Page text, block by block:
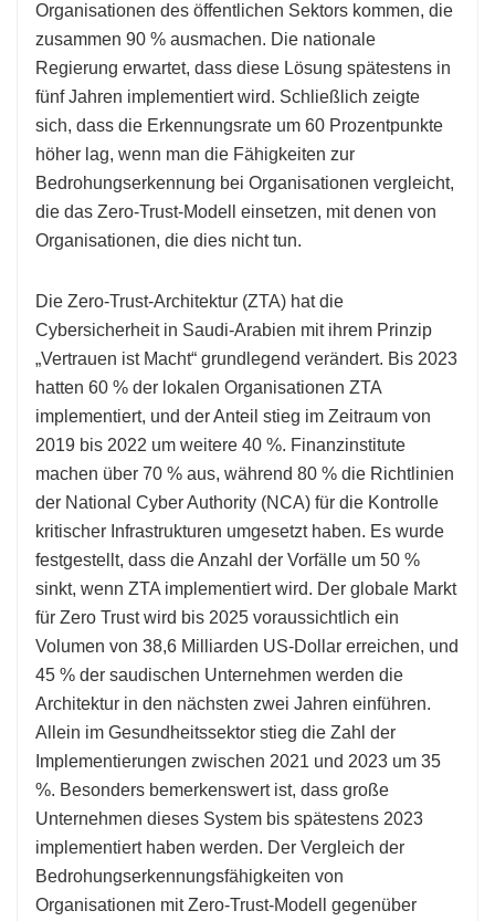
Organisationen des öffentlichen Sektors kommen, die
zusammen 90 % ausmachen. Die nationale
Regierung erwartet, dass diese Lösung spätestens in
fünf Jahren implementiert wird. Schließlich zeigte
sich, dass die Erkennungsrate um 60 Prozentpunkte
höher lag, wenn man die Fähigkeiten zur
Bedrohungserkennung bei Organisationen vergleicht,
die das Zero-Trust-Modell einsetzen, mit denen von
Organisationen, die dies nicht tun.
Die Zero-Trust-Architektur (ZTA) hat die
Cybersicherheit in Saudi-Arabien mit ihrem Prinzip
„Vertrauen ist Macht“ grundlegend verändert. Bis 2023
hatten 60 % der lokalen Organisationen ZTA
implementiert, und der Anteil stieg im Zeitraum von
2019 bis 2022 um weitere 40 %. Finanzinstitute
machen über 70 % aus, während 80 % die Richtlinien
der National Cyber ​​Authority (NCA) für die Kontrolle
kritischer Infrastrukturen umgesetzt haben. Es wurde
festgestellt, dass die Anzahl der Vorfälle um 50 %
sinkt, wenn ZTA implementiert wird. Der globale Markt
für Zero Trust wird bis 2025 voraussichtlich ein
Volumen von 38,6 Milliarden US-Dollar erreichen, und
45 % der saudischen Unternehmen werden die
Architektur in den nächsten zwei Jahren einführen.
Allein im Gesundheitssektor stieg die Zahl der
Implementierungen zwischen 2021 und 2023 um 35
%. Besonders bemerkenswert ist, dass große
Unternehmen dieses System bis spätestens 2023
implementiert haben werden. Der Vergleich der
Bedrohungserkennungsfähigkeiten von
Organisationen mit Zero-Trust-Modell gegenüber